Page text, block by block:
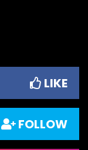
LIKE
FOLLOW